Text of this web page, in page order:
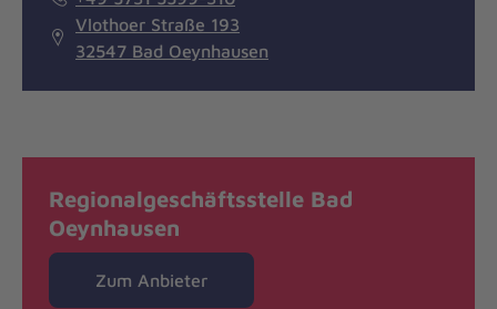
Vlothoer Straße 193
32547 Bad Oeynhausen
Regionalgeschäftsstelle Bad
Oeynhausen
Zum Anbieter